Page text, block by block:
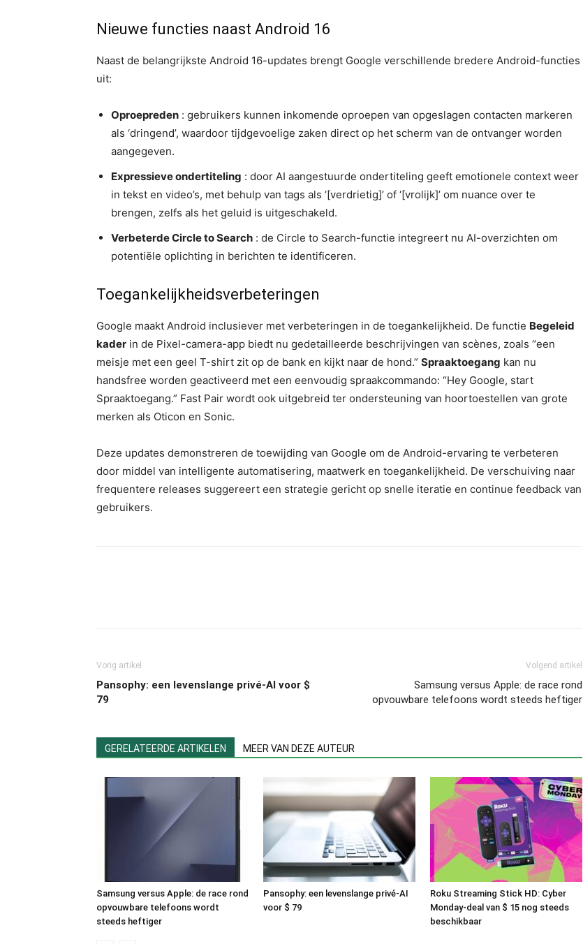
Nieuwe functies naast Android 16
Naast de belangrijkste Android 16-updates brengt Google verschillende bredere Android-functies
uit:
Oproepreden : gebruikers kunnen inkomende oproepen van opgeslagen contacten markeren
als ‘dringend’, waardoor tijdgevoelige zaken direct op het scherm van de ontvanger worden
aangegeven.
Expressieve ondertiteling : door AI aangestuurde ondertiteling geeft emotionele context weer
in tekst en video’s, met behulp van tags als ‘[verdrietig]’ of ‘[vrolijk]’ om nuance over te
brengen, zelfs als het geluid is uitgeschakeld.
Verbeterde Circle to Search : de Circle to Search-functie integreert nu AI-overzichten om
potentiële oplichting in berichten te identificeren.
Toegankelijkheidsverbeteringen
Google maakt Android inclusiever met verbeteringen in de toegankelijkheid. De functie Begeleid
kader in de Pixel-camera-app biedt nu gedetailleerde beschrijvingen van scènes, zoals “een
meisje met een geel T-shirt zit op de bank en kijkt naar de hond.” Spraaktoegang kan nu
handsfree worden geactiveerd met een eenvoudig spraakcommando: “Hey Google, start
Spraaktoegang.” Fast Pair wordt ook uitgebreid ter ondersteuning van hoortoestellen van grote
merken als Oticon en Sonic.
Deze updates demonstreren de toewijding van Google om de Android-ervaring te verbeteren
door middel van intelligente automatisering, maatwerk en toegankelijkheid. De verschuiving naar
frequentere releases suggereert een strategie gericht op snelle iteratie en continue feedback van
gebruikers.
Vorig artikel
Pansophy: een levenslange privé-AI voor $
79
Volgend artikel
Samsung versus Apple: de race rond
opvouwbare telefoons wordt steeds heftiger
GERELATEERDE ARTIKELEN MEER VAN DEZE AUTEUR
Samsung versus Apple: de race rond
opvouwbare telefoons wordt
steeds heftiger
Pansophy: een levenslange privé-AI
voor $ 79
Roku Streaming Stick HD: Cyber
Monday-deal van $ 15 nog steeds
beschikbaar